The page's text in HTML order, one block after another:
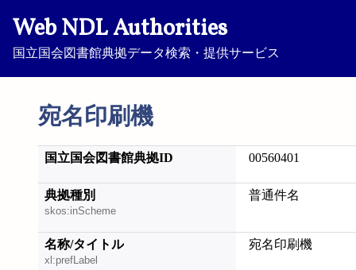
Web NDL Authorities
国立国会図書館典拠データ検索・提供サービス
宛名印刷機
国立国会図書館典拠ID 00560401
典拠種別
skos:inScheme
普通件名
名称/タイトル
xl:prefLabel
宛名印刷機